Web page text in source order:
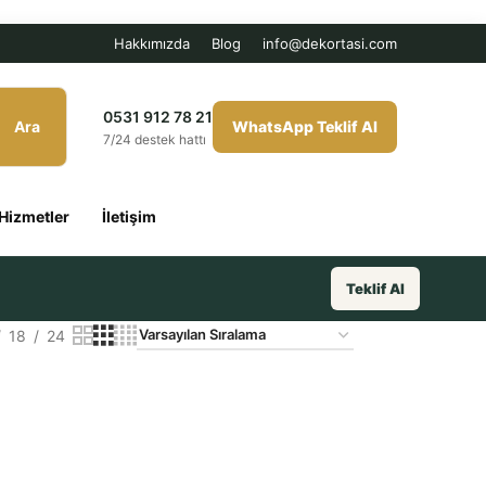
Hakkımızda Blog info@dekortasi.com
Ara
0531 912 78 21
7/24 destek hattı
WhatsApp Teklif Al
İletişim
Teklif Al
18 24